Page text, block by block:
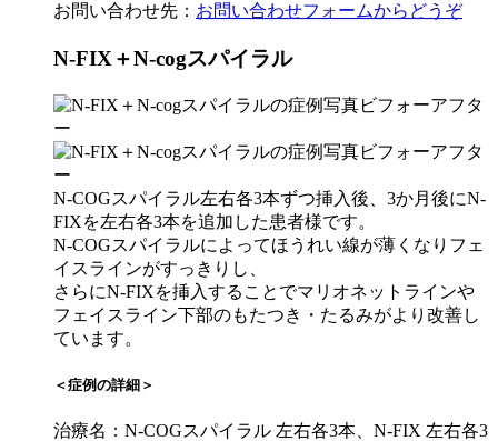
お問い合わせ先： お問い合わせフォームからどうぞ
N-FIX＋N-cogスパイラル
N-COGスパイラル左右各3本ずつ挿入後、3か月後にN-
FIXを左右各3本を追加した患者様です。
N-COGスパイラルによってほうれい線が薄くなりフェ
イスラインがすっきりし、
さらにN-FIXを挿入することでマリオネットラインや
フェイスライン下部のもたつき・たるみがより改善し
ています。
＜症例の詳細＞
治療名：N-COGスパイラル 左右各3本、N-FIX 左右各3